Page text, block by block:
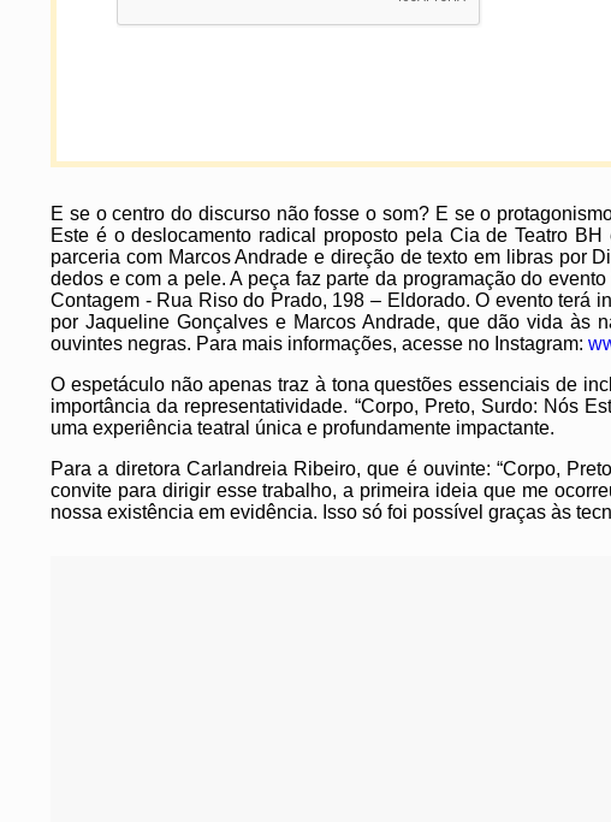
E se o centro do discurso não fosse o som? E se o
Este é o deslocamento radical proposto pela Cia de Teatro BH
parceria com Marcos Andrade e direção de texto em libras por
dedos e com a pele. A peça faz parte da programação do
Contagem - Rua Riso do Prado, 198 – Eldorado. O evento terá
por Jaqueline Gonçalves e Marcos Andrade, que dão vida às
ouvintes negras. Para mais informações, acesse no Instagram:
O espetáculo não apenas traz à tona questões essenciais de
importância da representatividade. “Corpo, Preto, Surdo: Nós
uma experiência teatral única e profundamente impactante.
Para a diretora Carlandreia Ribeiro, que é ouvinte: “Corpo,
convite para dirigir esse trabalho, a primeira ideia que me
nossa existência em evidência. Isso só foi possível graças às